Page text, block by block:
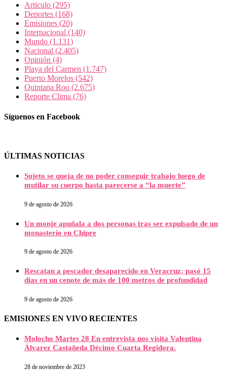
Articulo (295)
Deportes (168)
Emisiones (20)
Internacional (140)
Mundo (1.131)
Nacional (2.405)
Opinión (4)
Playa del Carmen (1.747)
Puerto Morelos (542)
Quintana Roo (2.675)
Reporte Clima (76)
Síguenos en Facebook
ÚLTIMAS NOTICIAS
Sujeto se queja de no poder conseguir trabajo luego de
mutilar su cuerpo hasta parecerse a “la muerte”
9 de agosto de 2026
Un monje apuñala a dos personas tras ser expulsado de un
monasterio en Chipre
9 de agosto de 2026
Rescatan a pescador desaparecido en Veracruz; pasó 15
días en un cenote de más de 100 metros de profundidad
9 de agosto de 2026
EMISIONES EN VIVO RECIENTES
Molocho Martes 28 En entrevista nos visita Valentina
Álvarez Castañeda Décimo Cuarta Regidora.
28 de noviembre de 2023